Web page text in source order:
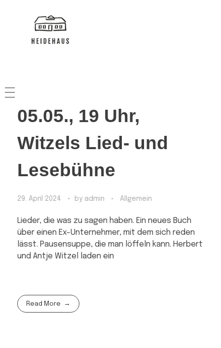
05.05., 19 Uhr,
Witzels Lied- und
Lesebühne
29. April 2024 by admin Allgemein
Lieder, die was zu sagen haben. Ein neues Buch
über einen Ex-Unternehmer, mit dem sich reden
lässt. Pausensuppe, die man löffeln kann. Herbert
und Antje Witzel laden ein
Read More